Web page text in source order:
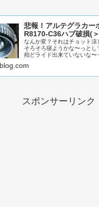
悲報！アルテグラカー
R8170-C36ハブ破損(
なんか変？それはチョット涼
そろそろ寝ようかな〜っと
殆どライド出来ていないな〜
時のこと…
スポンサーリンク